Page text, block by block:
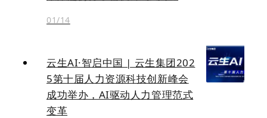
01/14
云生AI·智启中国 | 云生集团202
5第十届人力资源科技创新峰会
成功举办，AI驱动人力管理范式
变革